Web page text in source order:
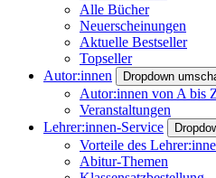
Alle Bücher
Neuerscheinungen
Aktuelle Bestseller
Topseller
Autor:innen
Dropdown
Autor:innen von A bis
Veranstaltungen
Lehrer:innen-Service
Vorteile des
Abitur-Themen